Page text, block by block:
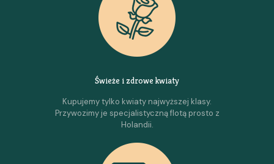
Świeże i zdrowe kwiaty
Kupujemy tylko kwiaty najwyższej klasy.
Przywozimy je specjalistyczną flotą prosto z
Holandii.